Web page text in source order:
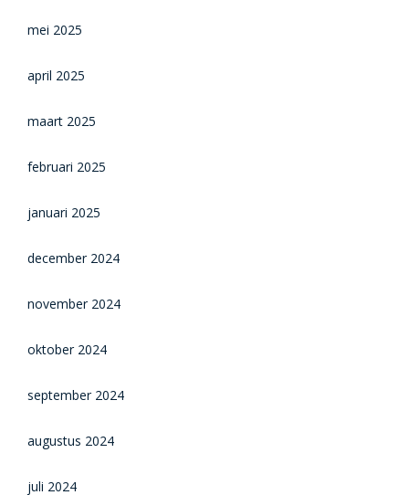
mei 2025
april 2025
maart 2025
februari 2025
januari 2025
december 2024
november 2024
oktober 2024
september 2024
augustus 2024
juli 2024